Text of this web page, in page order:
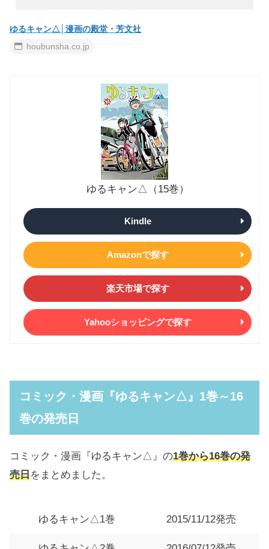
ゆるキャン△│漫画の殿堂・芳文社
houbunsha.co.jp
ゆるキャン△（15巻）
Kindle
Amazonで探す
楽天市場で探す
Yahooショッピングで探す
コミック・漫画『ゆるキャン△』1巻～16
巻の発売日
コミック・漫画『ゆるキャン△』の1巻から16巻の発
売日をまとめました。
ゆるキャン△1巻 2015/11/12発売